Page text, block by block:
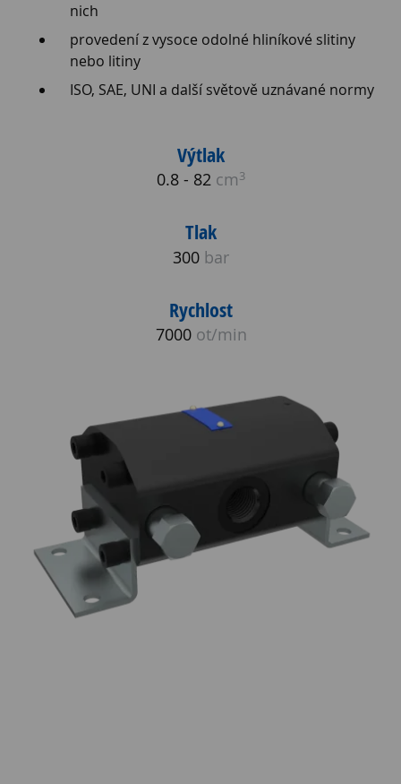
nich
provedení z vysoce odolné hliníkové slitiny
nebo litiny
ISO, SAE, UNI a další světově uznávané normy
Výtlak
0.8 - 82 cm3
Tlak
300 bar
Rychlost
7000 ot/min